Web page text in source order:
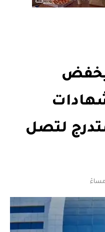
يخفض
لتصل